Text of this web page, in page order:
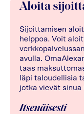
Aloita
Sijoittamisen
helppoa. Voit
avulla.
taas
läpi taloudellisia
jotka vievät sinua
Itsenäisesti